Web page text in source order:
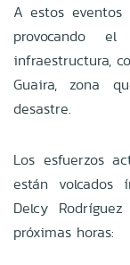
A estos eventos
provocando
infraestructura,
Guaira, zona
desastre.
Los esfuerzos
están volcados
Delcy
próximas horas: